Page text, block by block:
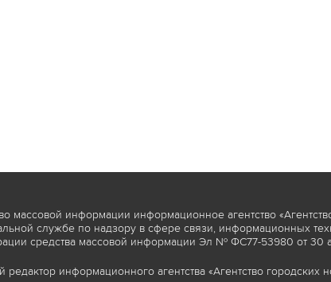
массовой информации информационное агентство
службе по надзору в сфере связи, информационных
средства массовой информации Эл № ФС77-53980 от 30
редактор информационного агентства «Агентство городских